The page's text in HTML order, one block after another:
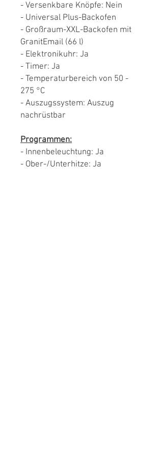
- Versenkbare Knöpfe: Nein
- Universal Plus-Backofen
- Großraum-XXL-Backofen mit
GranitEmail (66 l)
- Elektronikuhr: Ja
- Timer: Ja
- Temperaturbereich von 50 -
275 °C
- Auszugssystem: Auszug
nachrüstbar
Programmen:
- Innenbeleuchtung: Ja
- Ober-/Unterhitze: Ja